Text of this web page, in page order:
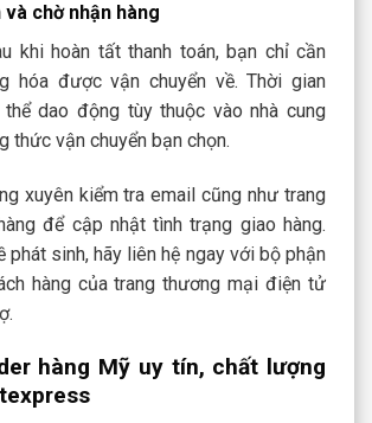
và chờ nhận hàng
khi hoàn tất thanh toán, bạn chỉ cần
hóa được vận chuyển về. Thời gian
dao động tùy thuộc vào nhà cung
thức vận chuyển bạn chọn.
xuyên kiểm tra email cũng như trang
để cập nhật tình trạng giao hàng.
phát sinh, hãy liên hệ ngay với bộ phận
hàng của trang thương mại điện tử
hàng Mỹ uy tín, chất lượng